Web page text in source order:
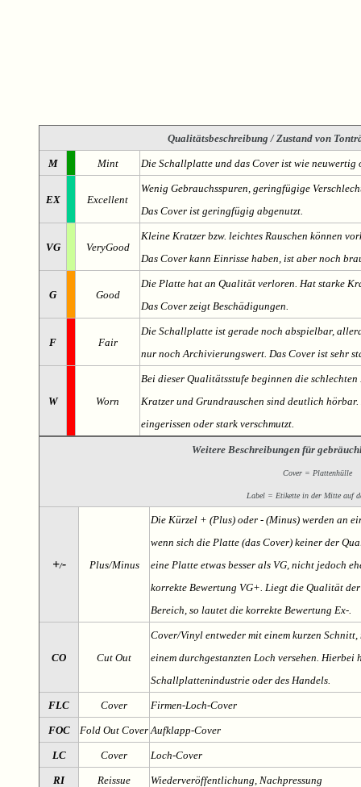
Qualitätsbeschreibung / Zustand von
M Mint Die Schallplatte und das Cover ist wie
EX Excellent
Wenig Gebrauchsspuren, geringfügige
Das Cover ist geringfügig abgenutzt.
VG VeryGood
Kleine Kratzer bzw. leichtes Rauschen können
Das Cover kann Einrisse haben, ist aber noch
G Good
Die Platte hat an Qualität verloren. Hat starke
Das Cover zeigt Beschädigungen.
F Fair
Die Schallplatte ist gerade noch abspielbar,
nur noch Archivierungswert. Das Cover ist sehr
W Worn
Bei dieser Qualitätsstufe beginnen die
Kratzer und Grundrauschen sind deutlich
eingerissen oder stark verschmutzt.
Weitere Beschreibungen für
Cover = Plattenhülle
Label = Etikette in der Mitte auf
+/- Plus/Minus
Die Kürzel + (Plus) oder - (Minus) werden an
wenn sich die Platte (das Cover) keiner der
eine Platte etwas besser als VG, nicht jedoch
korrekte Bewertung VG+. Liegt die Qualität
Bereich, so lautet die korrekte Bewertung Ex-.
CO Cut Out
Cover/Vinyl entweder mit einem kurzen
einem durchgestanzten Loch versehen. Hierbei
Schallplattenindustrie oder des Handels.
FLC Cover Firmen-Loch-Cover
FOC Fold Out Cover Aufklapp-Cover
LC Cover Loch-Cover
RI Reissue Wiederveröffentlichung, Nachpressung